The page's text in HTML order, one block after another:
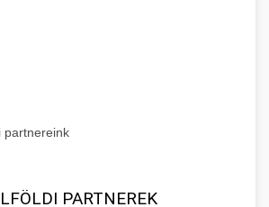
partnereink
PARTNEREK